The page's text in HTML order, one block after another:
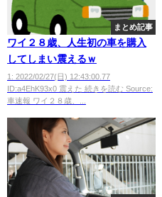
まとめ記事
ワイ２８歳、人生初の車を購入
してしまい震えるｗ
1: 2022/02/27(日) 12:43:00.77
ID:a4EhK93x0 震えた 続きを読む Source:
車速報 ワイ２８歳、...